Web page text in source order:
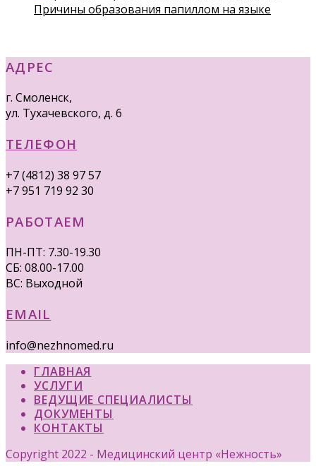
Причины образования папиллом на языке
АДРЕС
г. Смоленск,
ул. Тухачевского, д. 6
ТЕЛЕФОН
+7 (4812) 38 97 57
+7 951 719 92 30
РАБОТАЕМ
ПН-ПТ: 7.30-19.30
СБ: 08.00-17.00
ВС: Выходной
EMAIL
info@nezhnomed.ru
ГЛАВНАЯ
УСЛУГИ
ВЕДУЩИЕ СПЕЦИАЛИСТЫ
ДОКУМЕНТЫ
КОНТАКТЫ
Copyright 2022 - Медицинский центр «Нежность»